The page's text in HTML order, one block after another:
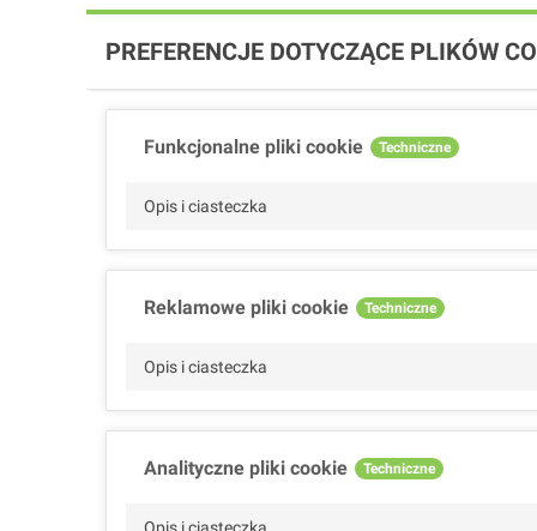
PREFERENCJE DOTYCZĄCE PLIKÓW
Funkcjonalne pliki cookie Techniczne
Opis i ciasteczka
Reklamowe pliki cookie Techniczne
Opis i ciasteczka
Analityczne pliki cookie Techniczne
Opis i ciasteczka